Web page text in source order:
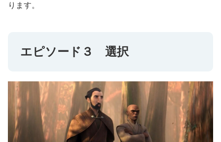
ります。
エピソード３ 選択